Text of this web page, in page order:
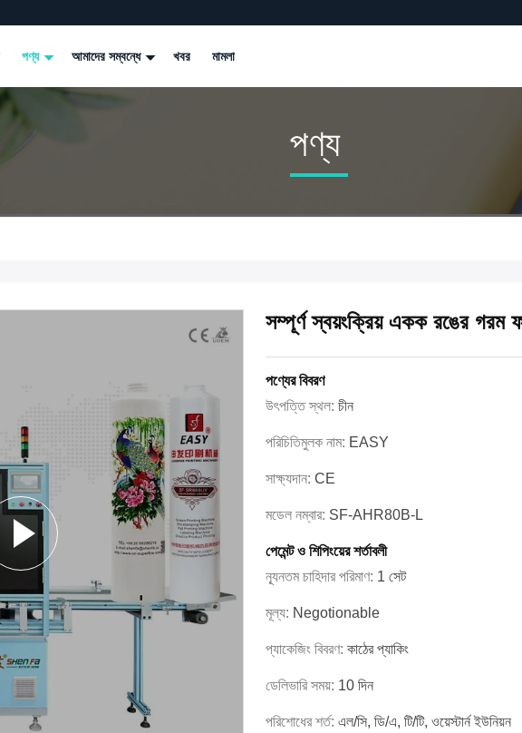
পণ্য আমাদের সম্বন্ধে খবর মামলা
পণ্য
সম্পূর্ণ স্বয়ংক্রিয় একক রঙের গরম
পণ্যের বিবরণ
উৎপত্তি স্থল: চীন
পরিচিতিমুলক নাম: EASY
সাক্ষ্যদান: CE
মডেল নম্বার: SF-AHR80B-L
পেমেন্ট ও শিপিংয়ের শর্তাবলী
ন্যূনতম চাহিদার পরিমাণ: 1 সেট
মূল্য: Negotionable
প্যাকেজিং বিবরণ: কাঠের প্যাকিং
ডেলিভারি সময়: 10 দিন
পরিশোধের শর্ত: এল/সি, ডি/এ, টি/টি, ওয়েস্টার্ন ইউনিয়ন